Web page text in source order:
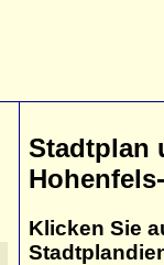
Stadtplan
Klicken Sie